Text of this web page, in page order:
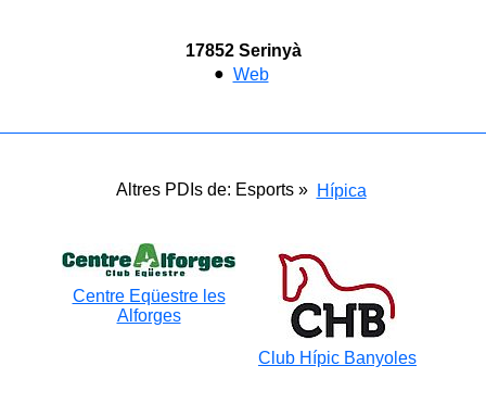
17852 Serinyà
● Web
Altres PDIs de: Esports » Hípica
Centre Eqüestre les
Alforges
Club Hípic Banyoles